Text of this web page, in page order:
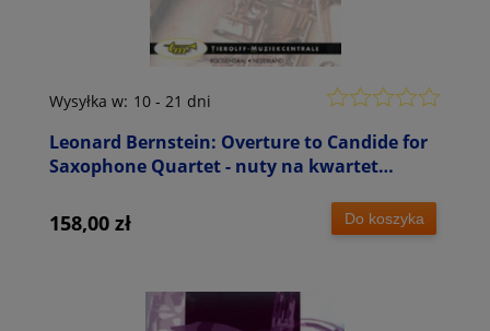
Leonard Bernstein: Overture to Candide for
Saxophone Quartet - nuty na kwartet
Wysyłka w: 10 - 21 dni
158,00 zł Do koszyka